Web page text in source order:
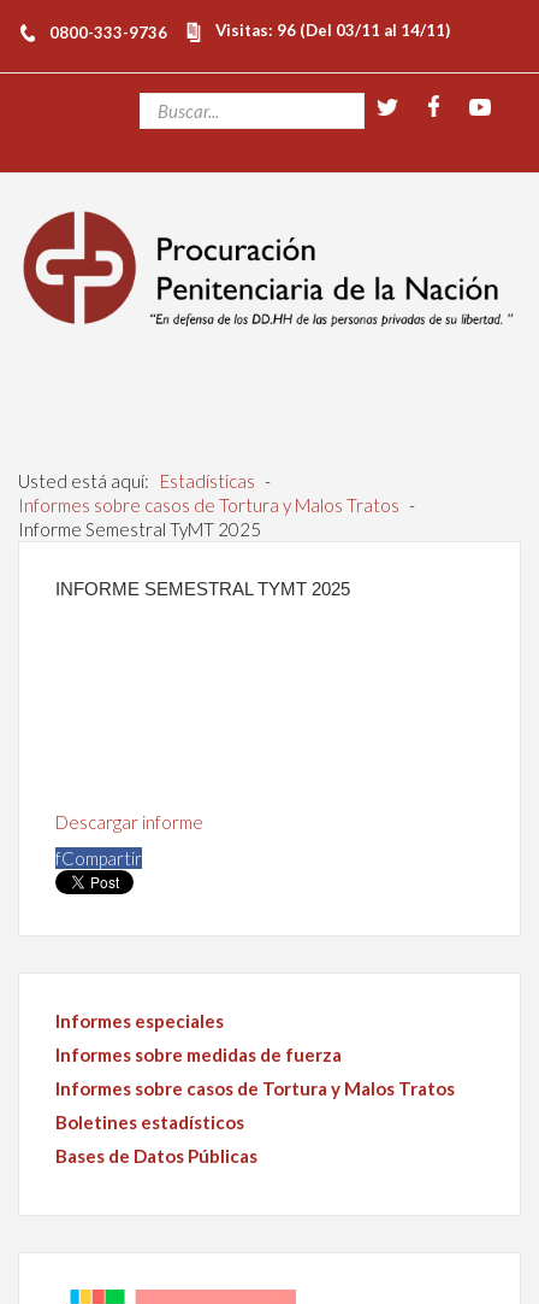
0800-333-9736 Visitas: 96 (Del 03/11 al 14/11)
Usted está aquí: Estadísticas -
Informes sobre casos de Tortura y Malos Tratos -
Informe Semestral TyMT 2025
INFORME SEMESTRAL TYMT 2025
Descargar informe
fCompartir
Informes especiales
Informes sobre medidas de fuerza
Informes sobre casos de Tortura y Malos Tratos
Boletines estadísticos
Bases de Datos Públicas